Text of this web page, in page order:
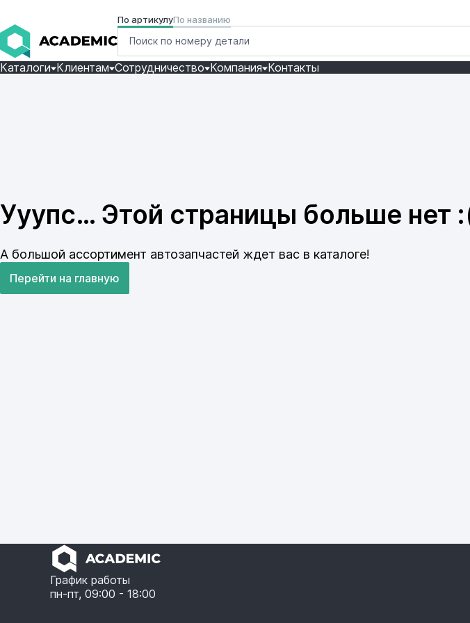
По артикулуПо названию
Каталоги Клиентам Сотрудничество Компания Контакты
Ууупс… Этой страницы больше нет
А большой ассортимент автозапчастей ждет вас в каталоге!
Перейти на главную
График работы
пн-пт, 09:00 - 18:00